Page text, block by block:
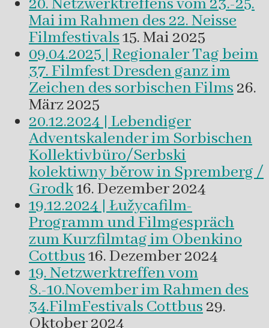
20. Netzwerktreffens vom 23.-25.
Mai im Rahmen des 22. Neisse
Filmfestivals15. Mai 2025
09.04.2025 | Regionaler Tag beim
37. Filmfest Dresden ganz im
Zeichen des sorbischen Films26.
März 2025
20.12.2024 | Lebendiger
Adventskalender im Sorbischen
Kollektivbüro/Serbski
kolektiwny běrow in Spremberg /
Grodk16. Dezember 2024
19.12.2024 | Łužycafilm-
Programm und Filmgespräch
zum Kurzfilmtag im Obenkino
Cottbus16. Dezember 2024
19. Netzwerktreffen vom
8.-10.November im Rahmen des
34.FilmFestivals Cottbus29.
Oktober 2024